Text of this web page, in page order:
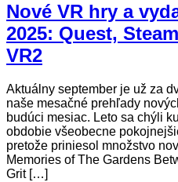
Nové VR hry a
2025: Quest,
VR2
Aktuálny september je už za
naše mesačné prehľady
budúci mesiac. Leto sa chýli
obdobie všeobecne
pretože priniesol množstvo
Memories of The Gardens
Grit […]